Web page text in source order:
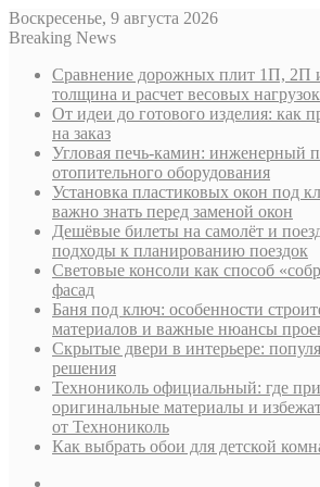
Воскресенье, 9 августа 2026
Breaking News
Сравнение дорожных плит 1П, 2П
толщина и расчет весовых нагрузок
От идеи до готового изделия: как
на заказ
Угловая печь-камин: инженерный
отопительного оборудования
Установка пластиковых окон под
важно знать перед заменой окон
Дешёвые билеты на самолёт и
подходы к планированию поездок
Световые консоли как способ
фасад
Баня под ключ: особенности
материалов и важные нюансы
Скрытые двери в интерьере:
решения
Технониколь официальный: где
оригинальные материалы и
от Технониколь
Как выбрать обои для детской